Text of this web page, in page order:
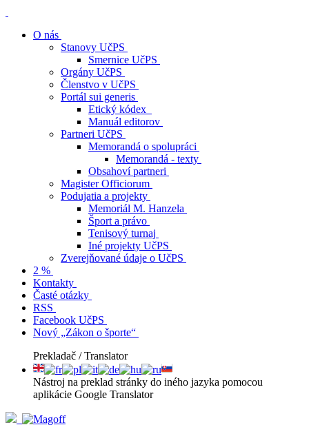
O nás
Stanovy UčPS
Smernice UčPS
Orgány UčPS
Členstvo v UčPS
Portál sui generis
Etický kódex
Manuál editorov
Partneri UčPS
Memorandá o spolupráci
Memorandá - texty
Obsahoví partneri
Magister Officiorum
Podujatia a projekty
Memoriál M. Hanzela
Šport a právo
Tenisový turnaj
Iné projekty UčPS
Zverejňované údaje o UčPS
2 %
Kontakty
Časté otázky
RSS
Facebook UčPS
Nový „Zákon o športe“
Prekladač / Translator
Nástroj na preklad stránky do iného jazyka pomocou
aplikácie Google Translator